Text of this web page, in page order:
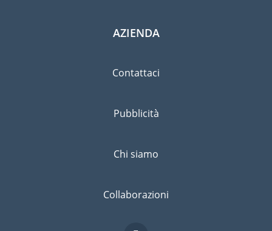
Eliminare il rischio non è possibile quindi un'assicurazione
AZIENDA
Contattaci
Pubblicità
Chi siamo
Collaborazioni